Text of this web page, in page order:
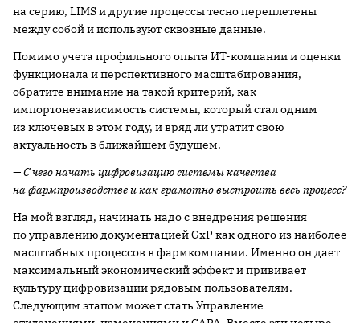
на серию, LIMS и другие процессы тесно переплетены
между собой и используют сквозные данные.
Помимо учета профильного опыта ИТ-компании и оценки
функционала и перспективного масштабирования,
обратите внимание на такой критерий, как
импортонезависимость системы, который стал одним
из ключевых в этом году, и вряд ли утратит свою
актуальность в ближайшем будущем.
— С чего начать цифровизацию системы качества
на фармпроизводстве и как грамотно выстроить весь процесс?
На мой взгляд, начинать надо с внедрения решения
по управлению документацией GxP как одного из наиболее
масштабных процессов в фармкомпании. Именно он дает
максимальный экономический эффект и прививает
культуру цифровизации рядовым пользователям.
Следующим этапом может стать Управление